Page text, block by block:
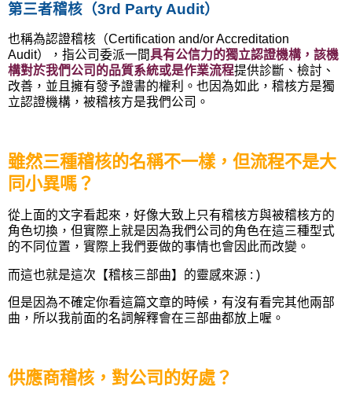
第三者稽核（3rd Party Audit）
也稱為認證稽核（Certification and/or Accreditation
Audit），指公司委派一間具有公信力的獨立認證機構，該機
構對於我們公司的品質系統或是作業流程提供診斷、檢討、
改善，並且擁有發予證書的權利。也因為如此，稽核方是獨
立認證機構，被稽核方是我們公司。
雖然三種稽核的名稱不一樣，但流程不是大
同小異嗎？
從上面的文字看起來，好像大致上只有稽核方與被稽核方的
角色切換，但實際上就是因為我們公司的角色在這三種型式
的不同位置，實際上我們要做的事情也會因此而改變。
而這也就是這次【稽核三部曲】的靈感來源 : )
但是因為不確定你看這篇文章的時候，有沒有看完其他兩部
曲，所以我前面的名詞解釋會在三部曲都放上喔。
供應商稽核，對公司的好處？